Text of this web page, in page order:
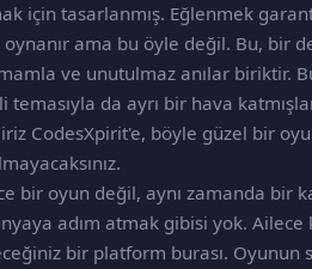
için tasarlanmış. Eğlenmek
ama bu öyle değil. Bu, bir
ve unutulmaz anılar biriktir.
da ayrı bir hava
CodesXpirit'e, böyle güzel bir
bir oyun değil, aynı zamanda bir
adım atmak gibisi yok.
bir platform burası. Oyunun